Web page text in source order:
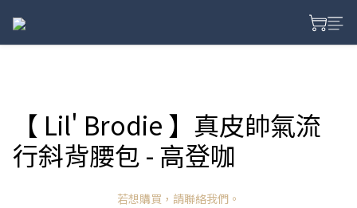
【 Lil' Brodie 】真皮帥氣流
行斜背腰包 - 高登咖
若想購買，請聯絡我們。